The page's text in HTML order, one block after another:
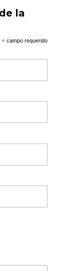
la
*campo requerido